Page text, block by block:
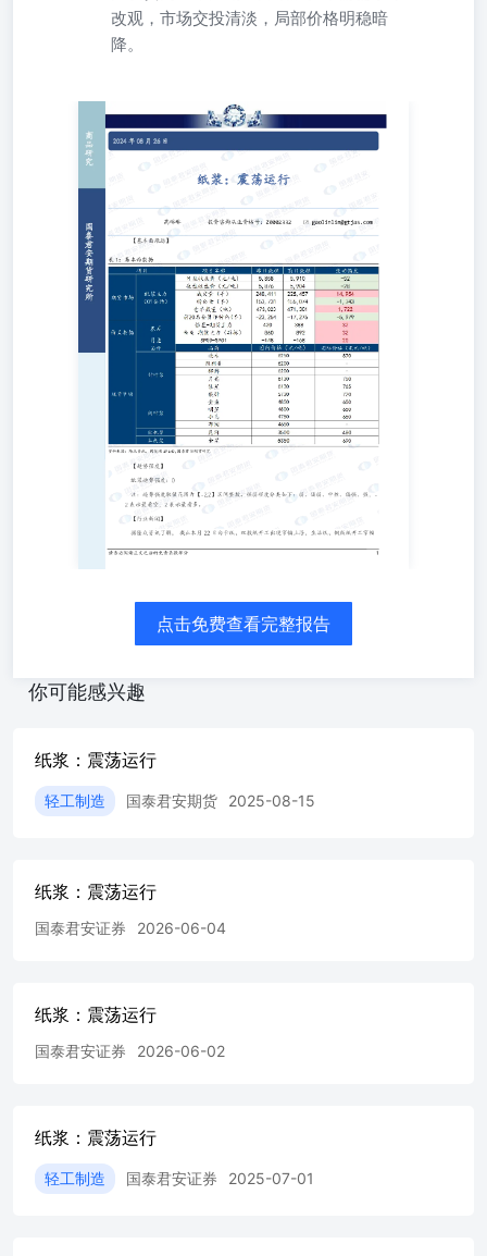
改观，市场交投清淡，局部价格明稳暗
降。
期货研究 商 品2024年08月26日 研究 纸浆：震荡运行 国高
琳琳投资咨询从业资格号：Z0002332gaolinlin@gtjas.com
泰 君【基本面跟踪】 安 期表1：基本面数据 货研究所 资料
来源：隆众资讯，同花顺iFinD,国泰君安期货研究 【趋势强
度】 纸浆趋势强度：0 注：趋势强度取值范围为【-2,2】区
间整数。强弱程度分类如下：弱、偏弱、中性、偏强、
强，-2表示最看空，2表示最看多。 【行业新闻】 据隆众资
讯了解，截止本月22日白卡纸、双胶纸开工出现窄幅上浮，
生活纸、铜版纸开工窄幅 下探。尽管生活纸行业整体开工
呈现下行趋势，但近期保定地区中小纸企开工情况却出现了
微小的好转，叠加当前纸企原料库存依然进入低位，对纸浆
市场的需求支撑正在稳步提升。 上周五双胶纸市场博弈延
续，成交未见明显改善。供应压力凸出，社会面需求延续偏
弱，开学季补库订单有限，业者对后市信心不足。同时下游
原纸消耗缓慢，用户谨慎采买，刚需补入为主。工厂产销压
力较大，部分工厂政策相对灵活。贸易商多随进随出，囤库
意愿有限，70g卷筒双胶纸主流市场价格在5000-5400元/
吨。 上周五铜版纸市场偏稳趋势延续，成交不温不火。行
业供需格局相对平衡，工厂延续挺价意愿。终端需求支撑有
限，下游原纸库存消耗不快，用户采买积极性不高，同时成
本面因素支撑不强，业者对后市信心偏弱，贸易商多随进随
5900元/吨。 上周五生活用纸市场弱稳观望，市场了解纸企
出货有向好趋向，陆续进入8月月底终端加工厂原纸拿货有
纸企基地停机现象较多。 上周五白卡纸市场行情延续疲软
局面，市场成交平淡，业者出货不快，部分开工下降。纸厂
场业者关注新项目进展为主，下游需求面难有改观，市场交
（以下简称“本公司”）具有中国证监会核准的期货投资咨询
业务资格（证监许可[2011]1449号）。 本报告的观点和信息
难以设置访问权限，若给您造成不便，敬请谅解。若您并非
任何相关信息。本报告不构成具体业务的推介，亦不应被视
风险承受能力自行作出投资决定并自主承担投资风险，不应
凭借本内容进行具体操作。 分析师声明 作者具有中国期货
业协会授予的期货投资咨询执业资格或相当的专业胜任能
明 本报告的信息来源于已公开的资料，但本公司对该等信
息的准确性、完整性或可靠性不作任何保证。本报告所载的
资料、意见及推测仅反映本公司于发布本报告当日的判断，
点击免费查看完整报告
你可能感兴趣
纸浆：震荡运行
轻工制造 国泰君安期货 2025-08-15
纸浆：震荡运行
国泰君安证券 2026-06-04
纸浆：震荡运行
国泰君安证券 2026-06-02
纸浆：震荡运行
轻工制造 国泰君安证券 2025-07-01